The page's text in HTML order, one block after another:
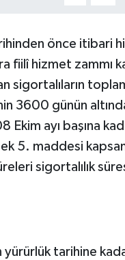
önce itibari
fiilî hizmet zammı
sigortalıların
3600 günün
Ekim ayı başına
5. maddesi
sigortalılık
yürürlük tarihine
Canlı Yayın izle